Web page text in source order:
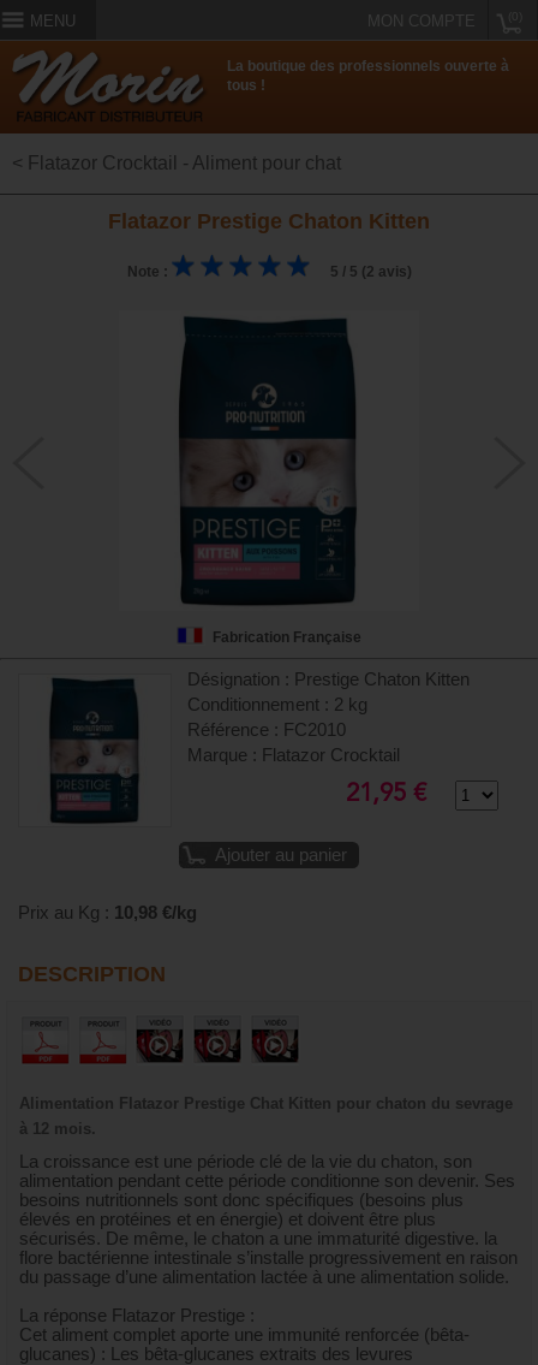
MENU MON COMPTE
La boutique des professionnels ouverte à
tous !
< Flatazor Crocktail - Aliment pour chat
Flatazor Prestige Chaton Kitten
Note : 5 / 5 (2 avis)
Fabrication Française
Désignation : Prestige Chaton Kitten
Conditionnement : 2 kg
Référence : FC2010
Marque : Flatazor Crocktail
21,95 €
Ajouter au panier
Prix au Kg : 10,98 €/kg
DESCRIPTION
Alimentation Flatazor Prestige Chat Kitten pour chaton du sevrage
à 12 mois.
La croissance est une période clé de la vie du chaton, son
alimentation pendant cette période conditionne son devenir. Ses
besoins nutritionnels sont donc spécifiques (besoins plus
élevés en protéines et en énergie) et doivent être plus
sécurisés. De même, le chaton a une immaturité digestive. la
flore bactérienne intestinale s’installe progressivement en raison
du passage d’une alimentation lactée à une alimentation solide.
La réponse Flatazor Prestige :
Cet aliment complet aporte une immunité renforcée (bêta-
glucanes) : Les bêta-glucanes extraits des levures